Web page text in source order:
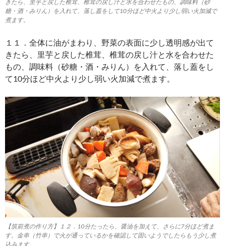
きたら、里芋と戻した椎茸、椎茸の戻し汁と水を合わせたもの、調味料（砂
糖・酒・みりん）を入れて、落し蓋をして10分ほど中火より少し弱い火加減で
煮ます。
１１．全体に油がまわり、野菜の表面に少し透明感が出て
きたら、里芋と戻した椎茸、椎茸の戻し汁と水を合わせた
もの、調味料（砂糖・酒・みりん）を入れて、落し蓋をし
て10分ほど中火より少し弱い火加減で煮ます。
【筑前煮の作り方】１２．10分たったら、醤油を加えて、さらに7分ほど煮ま
す。金串（竹串）で火が通っているかを確認して固いようでしたらもう少し煮
込みます。